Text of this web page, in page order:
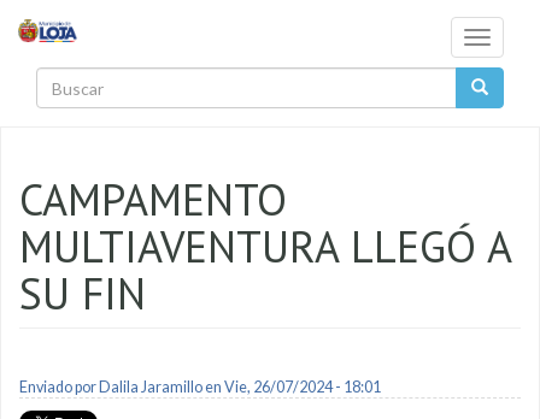
Toggle
CAMPAMENTO
MULTIAVENTURA LLEGÓ A
SU FIN
Enviado por Dalila Jaramilloen Vie, 26/07/2024 - 18:01